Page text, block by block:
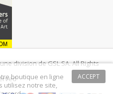
division de GSL SA. All Rights
ACCEPT
boutique en ligne
utilisez notre site,